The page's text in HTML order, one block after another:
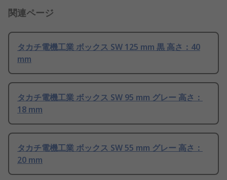
関連ページ
タカチ電機工業 ボックス SW 125 mm 黒 高さ：40
mm
タカチ電機工業 ボックス SW 95 mm グレー 高さ：
18 mm
タカチ電機工業 ボックス SW 55 mm グレー 高さ：
20 mm